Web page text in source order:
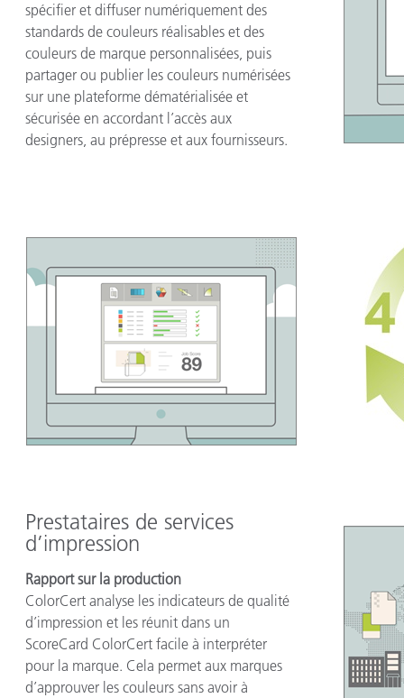
spécifier et diffuser numériquement des
standards de couleurs réalisables et des
couleurs de marque personnalisées, puis
partager ou publier les couleurs numérisées
sur une plateforme dématérialisée et
sécurisée en accordant l’accès aux
designers, au prépresse et aux fournisseurs.
Prestataires de services
d’impression
Rapport sur la production
ColorCert analyse les indicateurs de qualité
d’impression et les réunit dans un
ScoreCard ColorCert facile à interpréter
pour la marque. Cela permet aux marques
d’approuver les couleurs sans avoir à